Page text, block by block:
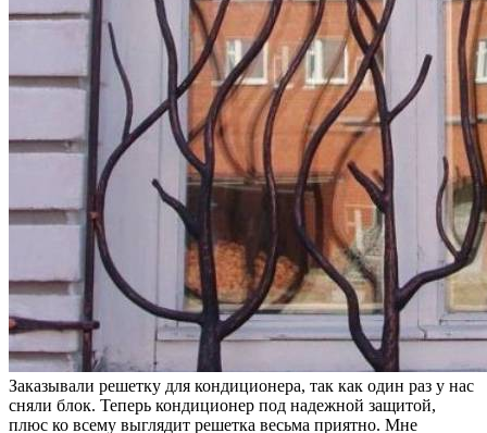
Заказывали решетку для кондиционера, так как один раз у нас
сняли блок. Теперь кондиционер под надежной защитой,
плюс ко всему выглядит решетка весьма приятно. Мне